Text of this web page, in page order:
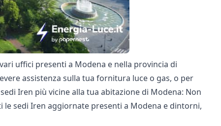
uffici presenti a Modena e nella provincia di
assistenza sulla tua fornitura luce o gas, o per
Iren più vicine alla tua abitazione di Modena: Non
sedi Iren aggiornate presenti a Modena e dintorni,